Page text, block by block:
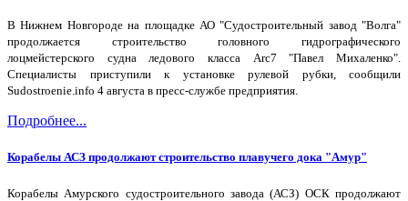
В Нижнем Новгороде на площадке АО "Судостроительный завод "Волга"
продолжается строительство головного гидрографического
лоцмейстерского судна ледового класса Arc7 "Павел Михаленко".
Специалисты приступили к установке рулевой рубки, сообщили
Sudostroenie.info 4 августа в пресс-службе предприятия.
Подробнее...
Корабелы АСЗ продолжают строительство плавучего дока "Амур"
Корабелы Амурского судостроительного завода (АСЗ) ОСК продолжают